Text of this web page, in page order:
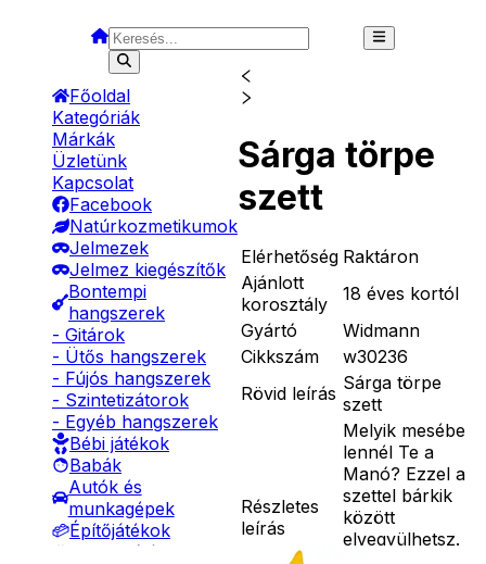
Főoldal
Kategóriák
Márkák
Üzletünk
Kapcsolat
Facebook
Natúrkozmetikumok
Jelmezek
Jelmez kiegészítők
Bontempi
hangszerek
- Gitárok
- Ütős hangszerek
- Fújós hangszerek
- Szintetizátorok
- Egyéb hangszerek
Bébi játékok
Babák
Autók és
munkagépek
Építőjátékok
Szerepjátékok
Sárga törpe
szett
Elérhetőség Raktáron
Ajánlott
korosztály
18 éves kortól
Gyártó
Widmann
Cikkszám
w30236
Rövid leírás Sárga törpe
szett
Részletes
leírás
Melyik mesébe
lennél Te a
Manó? Ezzel a
szettel bárkik
között
elvegyülhetsz.